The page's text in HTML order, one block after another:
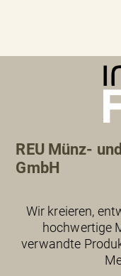
REU Münz-
GmbH
Wir kreieren,
hochwertige
verwandte